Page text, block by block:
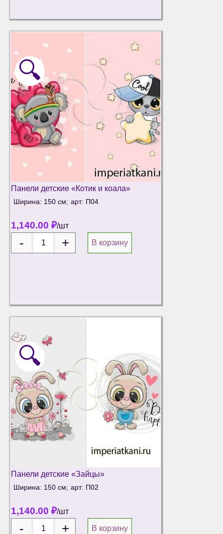
🔍
Панели детские «Котик и коала»
Ширина: 150 см; арт: П04
1,140.00 ₽/шт
В корзину
🔍
Панели детские «Зайцы»
Ширина: 150 см; арт: П02
1,140.00 ₽/шт
В корзину